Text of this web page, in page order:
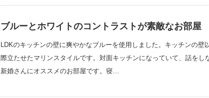
ブルーとホワイトのコントラストが素敵なお部屋
LDKのキッチンの壁に爽やかなブルーを使用しました。キッチンの壁
際立たせたマリンスタイルです。対面キッチンになっていて、話をし
新婚さんにオススメのお部屋です。寝…